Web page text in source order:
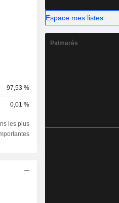
97,53 %
0,01 %
les plus
Espace mes listes
Palmarès